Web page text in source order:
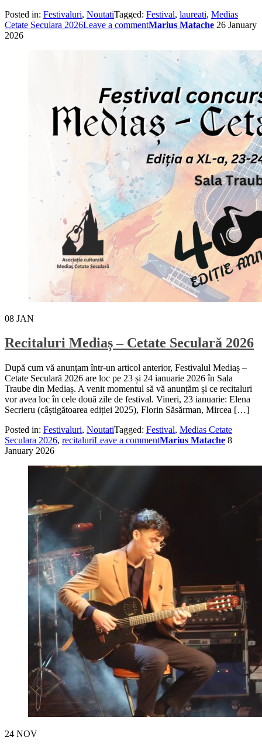
Posted in: Festivaluri, NoutatiTagged: Festival, laureati, Medias
Cetate Seculara 2026Leave a commentMarius Matache 26 January
2026
08 JAN
Recitaluri Mediaș – Cetate Seculară 2026
După cum vă anunțam într-un articol anterior, Festivalul Mediaș –
Cetate Seculară 2026 are loc pe 23 și 24 ianuarie 2026 în Sala
Traube din Mediaș. A venit momentul să vă anunțăm și ce recitaluri
vor avea loc în cele două zile de festival. Vineri, 23 ianuarie: Elena
Secrieru (câștigătoarea ediției 2025), Florin Săsărman, Mircea […]
Posted in: Festivaluri, NoutatiTagged: Festival, Medias Cetate
Seculara 2026, recitaluriLeave a commentMarius Matache 8
January 2026
24 NOV